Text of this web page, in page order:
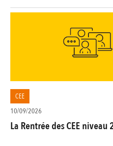
CEE
10/09/2026
La Rentrée des CEE